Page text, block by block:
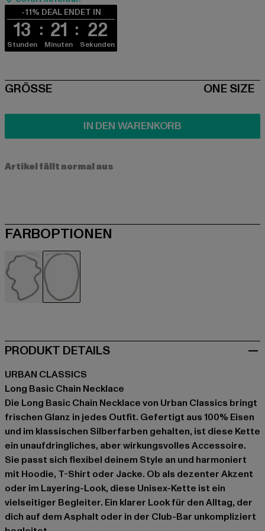
-11% DEAL ENDET IN
13
Stunden
21
Minuten
22
Sekunden
SIZE
GRÖSSE ONE SIZE
IN DEN WARENKORB
Artikel fällt normal aus
FARBOPTIONEN
PRODUKT DETAILS
URBAN CLASSICS
Long Basic Chain Necklace
Die Long Basic Chain Necklace von Urban Classics bringt
frischen Glanz in jedes Outfit. Gefertigt aus 100% Eisen
und im klassischen Silberfarben gehalten, ist diese Kette
ein unaufdringliches, aber wirkungsvolles Accessoire.
Sie passt sich flexibel deinem Style an und harmoniert
mit Hoodie, T-Shirt oder Jacke. Ob als dezenter Akzent
oder im Layering-Look, diese Unisex-Kette ist ein
vielseitiger Begleiter. Ein klarer Look für den Alltag, der
dich auf dem Asphalt oder in der Club-Bar unkompliziert